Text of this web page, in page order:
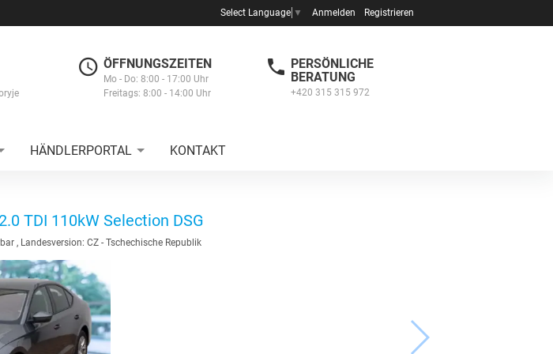
Anmelden Registrieren
Select Language ▼
ÖFFNUNGSZEITEN
Mo - Do: 8:00 - 17:00 Uhr
Freitags: 8:00 - 14:00 Uhr
PERSÖNLICHE
BERATUNG
+420 315 315 972
HÄNDLERPORTAL KONTAKT
2.0 TDI 110kW Selection DSG
, Landesversion: CZ - Tschechische Republik